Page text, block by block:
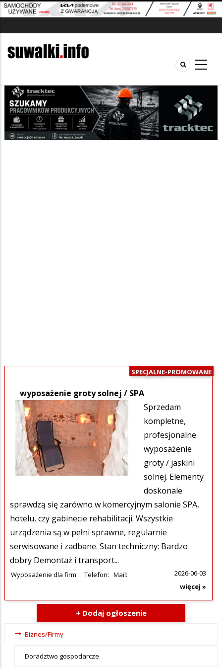
Szukana fraza w ogłoszeniach
wyposażenie groty solnej / SPA
SPECJALNE-PROMOWANE
Sprzedam
kompletne,
profesjonalne
wyposażenie
groty / jaskini
solnej. Elementy
doskonale
sprawdzą się zarówno w komercyjnym salonie SPA,
hotelu, czy gabinecie rehabilitacji. Wszystkie
urządzenia są w pełni sprawne, regularnie
serwisowane i zadbane. Stan techniczny: Bardzo
dobry Demontaż i transport...
Wyposażenie dla firm Telefon: Mail:
2026-06-03
więcej »
+ Dodaj ogłoszenie
Ogłoszenia
menu-
Biznes/Firmy
Doradztwo gospodarcze